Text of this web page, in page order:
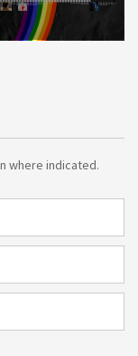
where indicated.